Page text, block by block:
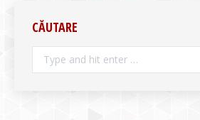
CĂUTARE
Search: